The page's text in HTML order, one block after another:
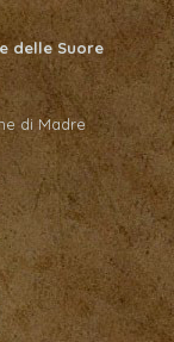
delle Suore
di Madre